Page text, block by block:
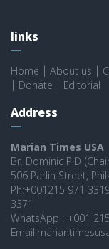
links
Home About us
Donate Editorial
Address
Marian Times USA
Br. Dominic P.D
506 Parlin Street,
Ph:+001215 971
3371
WhatsApp : +001